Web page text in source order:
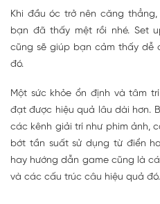
Khi đầu óc trở nên căng
bạn đã thấy mệt rồi nhé. Set
cũng sẽ giúp bạn cảm thấy dễ
đó.
Một sức khỏe ổn định và tâm
đạt được hiệu quả lâu dài hơn.
các kênh giải trí như phim ảnh,
bớt tần suất sử dụng từ điển
hay hướng dẫn game cũng là
và các cấu trúc câu hiệu quả đó.